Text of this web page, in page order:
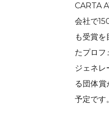
CARTA
会社で
も受賞
たプロフ
ジェネ
る団体
予定です。